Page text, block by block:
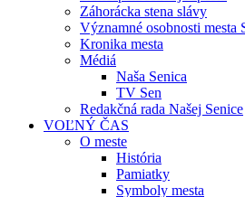
Záhorácka stena slávy
Významné osobnosti mesta
Kronika mesta
Médiá
Naša Senica
TV Sen
Redakčná rada Našej Senice
VOĽNÝ ČAS
O meste
História
Pamiatky
Symboly mesta